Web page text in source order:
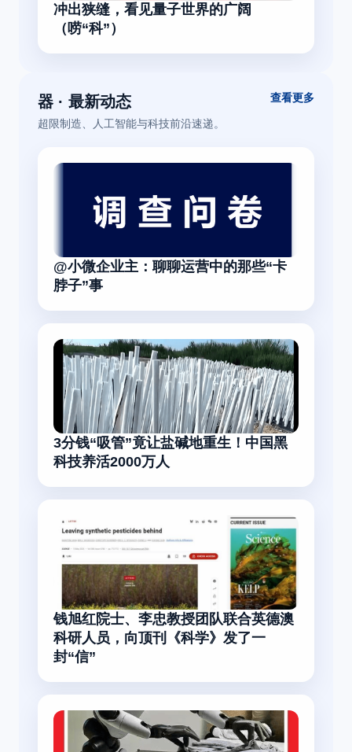
冲出狭缝，看见量子世界的广阔
（唠“科”）
器 · 最新动态
超限制造、人工智能与科技前沿速递。
查看更多
@小微企业主：聊聊运营中的那些“卡
脖子”事
3分钱“吸管”竟让盐碱地重生！中国黑
科技养活2000万人
钱旭红院士、李忠教授团队联合英德澳
科研人员，向顶刊《科学》发了一
封“信”